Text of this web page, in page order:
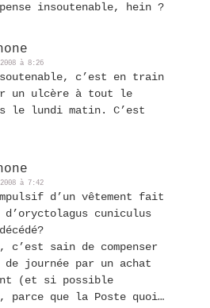
insoutenable, hein ?
à 8:26
c’est en train
un ulcère à tout le
le lundi matin. C’est
à 7:42
d’un vêtement fait
cuniculus
sain de compenser
de journée par un achat
(et si possible
que la Poste quoi…